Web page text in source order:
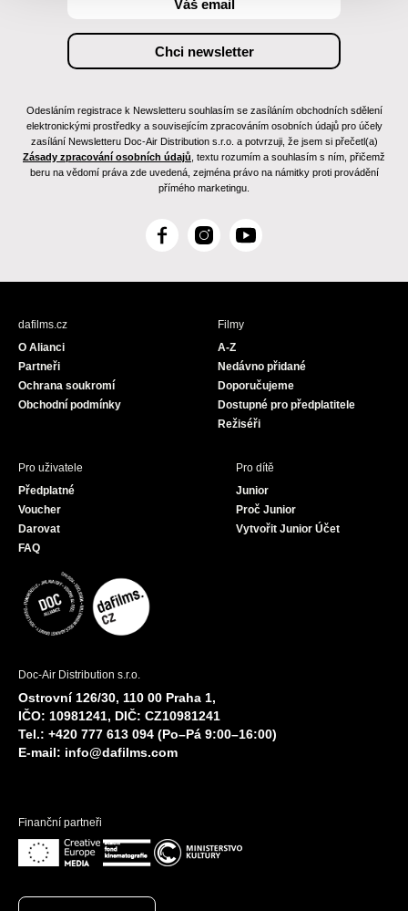
Odesláním registrace k Newsletteru souhlasím se zasíláním obchodních sdělení
elektronickými prostředky a souvisejícím zpracováním osobních údajů pro účely
zasílání Newsletteru Doc-Air Distribution s.r.o. a potvrzuji, že jsem si přečetl(a)
Zásady zpracování osobních údajů , textu rozumím a souhlasím s ním, přičemž
beru na vědomí práva zde uvedená, zejména právo na námitky proti provádění
přímého marketingu.
F
c
I
s
Y
u
dafilms.cz
O Alianci
Partneři
Ochrana soukromí
Obchodní podmínky
Filmy
A-Z
Nedávno přidané
Doporučujeme
Dostupné pro předplatitele
Režiséři
Pro uživatele
Předplatné
Voucher
Darovat
FAQ
Pro dítě
Junior
Proč Junior
Vytvořit Junior Účet
Doc-Air Distribution s.r.o.
Ostrovní 126/30, 110 00 Praha 1,
IČO: 10981241, DIČ: CZ10981241
Tel.: +420 777 613 094 (Po–Pá 9:00–16:00)
E-mail: info@dafilms.com
Finanční partneři